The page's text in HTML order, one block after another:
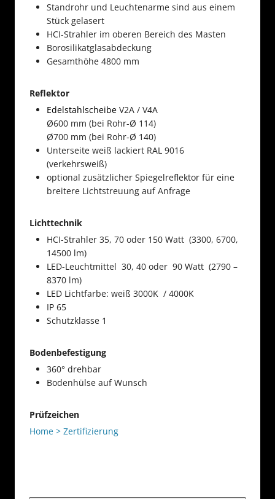
Standrohr und Leuchtenarme sind aus einem
Stück gelasert
HCI-Strahler im oberen Bereich des Masten
Borosilikatglasabdeckung
Gesamthöhe 4800 mm
Reflektor
Edelstahlscheibe V2A / V4A
Ø600 mm (bei Rohr-Ø 114)
Ø700 mm (bei Rohr-Ø 140)
Unterseite weiß lackiert RAL 9016
(verkehrsweiß)
optional zusätzlicher Spiegelreflektor für eine
breitere Lichtstreuung auf Anfrage
Lichttechnik
HCI-Strahler 35, 70 oder 150 Watt (3300, 6700,
14500 lm)
LED-Leuchtmittel 30, 40 oder 90 Watt (2790 –
8370 lm)
LED Lichtfarbe: weiß 3000K / 4000K
IP 65
Schutzklasse 1
Bodenbefestigung
360° drehbar
Bodenhülse auf Wunsch
Prüfzeichen
Home > Zertifizierung